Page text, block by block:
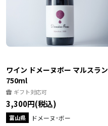
ワイン ドメーヌボー マルスラン
750ml
ギフト対応可
3,300円(税込)
富山県 ドメーヌ･ボー